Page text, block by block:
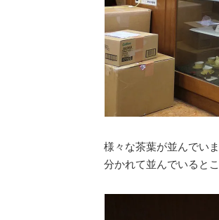
様々な茶葉が並んでい
分かれて並んでいるとこ